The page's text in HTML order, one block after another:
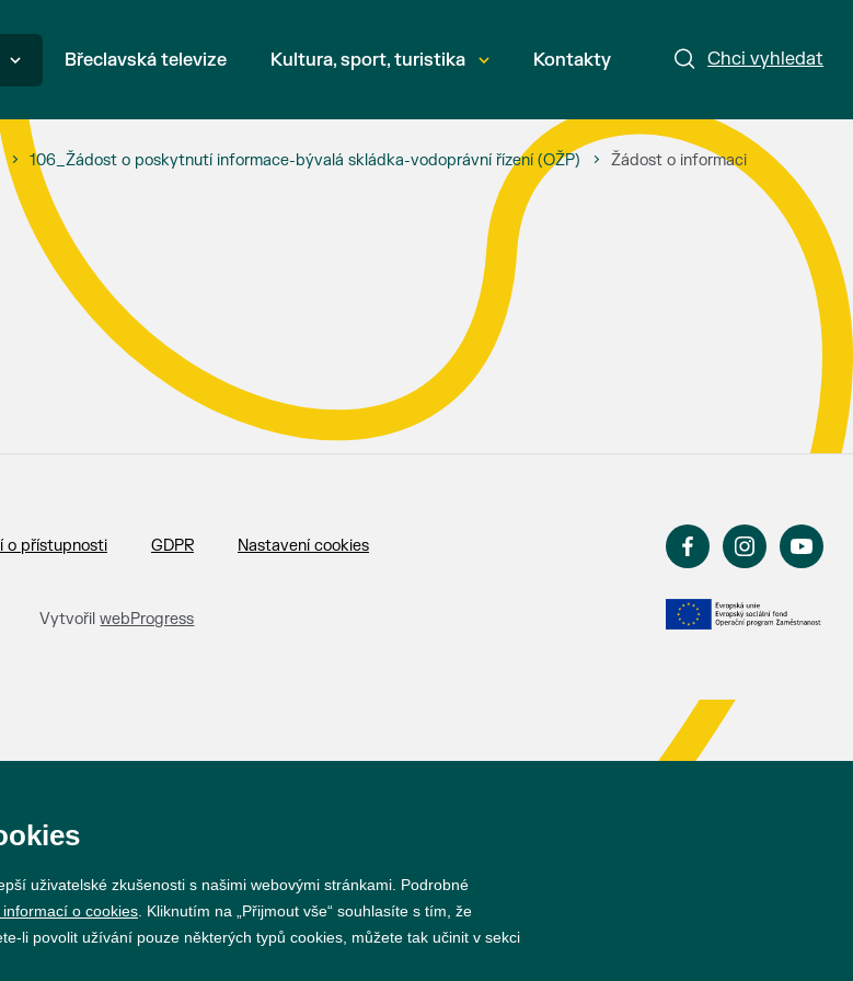
Chci vyhledat
Břeclavská televize Kultura, sport, turistika Kontakty
106_Žádost o poskytnutí informace-bývalá skládka-vodoprávní řízení (OŽP) Žádost o informaci
o přístupnosti GDPR Nastavení cookies
VytvořilwebProgress
uživatelské zkušenosti s našimi webovými stránkami. Podrobné
o cookies . Kliknutím na „Přijmout vše“ souhlasíte s tím, že
li povolit užívání pouze některých typů cookies, můžete tak učinit v sekci